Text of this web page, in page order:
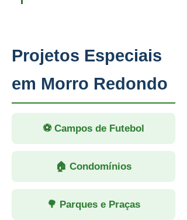
Projetos Especiais
em Morro Redondo
⚽ Campos de Futebol
🏠 Condomínios
🌳 Parques e Praças